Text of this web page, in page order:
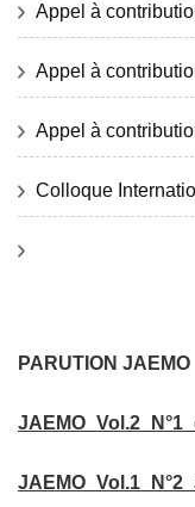
Appel à
Appel à
Appel à
Colloque
PARUTION JAEMO